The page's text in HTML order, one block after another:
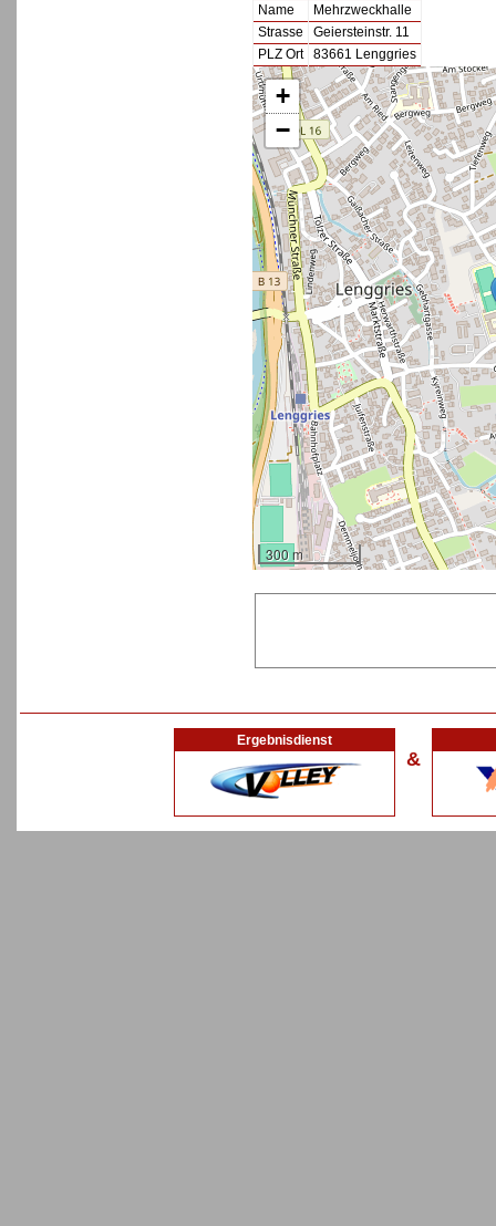
Name
Mehrzweckhalle
Strasse
Geiersteinstr. 11
PLZ Ort
83661 Lenggries
+
−
300 m
Ergebnisdienst
&